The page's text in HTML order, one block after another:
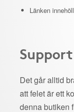
Länken
Support
Det går alltid
att felet är ett
denna butiken